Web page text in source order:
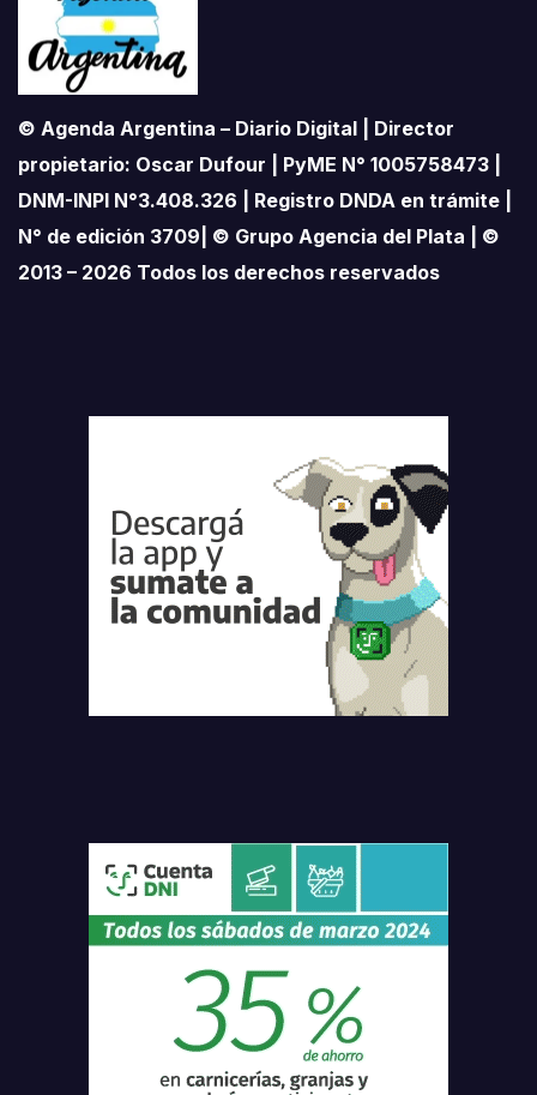
© Agenda Argentina – Diario Digital | Director
propietario: Oscar Dufour | PyME N° 1005758473 |
DNM-INPI N°3.408.326 | Registro DNDA en trámite |
N° de edición 3709| © Grupo Agencia del Plata | ©
2013 – 2026 Todos los derechos reservados